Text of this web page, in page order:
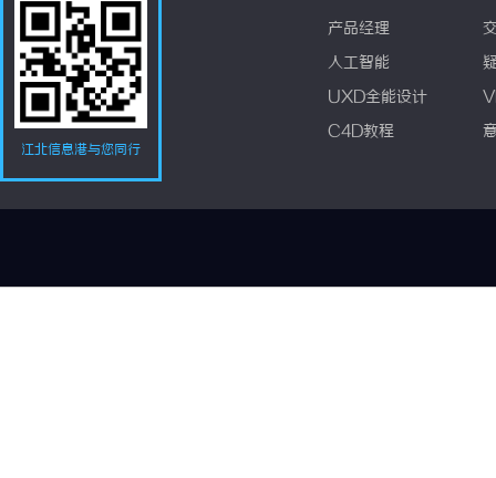
江北信息港与您同行
产品经理
人工智能
UXD全能设计
C4D教程